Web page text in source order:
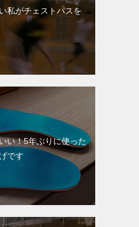
私がチェストパスを
い！5年ぶりに使った
です